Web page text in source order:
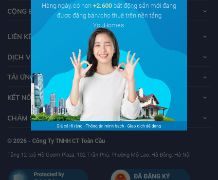
CỘNG ĐỒNG YOUHOMERS
LIÊN KẾT
DỊCH VỤ KHÁCH HÀNG
TẢI ỨNG DỤNG YOUHOMES
KẾT NỐI VỚI YOUHOMES
CHĂM SÓC KHÁCH HÀNG
© 2026 - Công Ty TNHH CT Toàn Cầu
Tầng 12 toà Hồ Gươm Plaza, 102 Trần Phú, Phường Mộ Lao, Hà Đông, Hà Nội
Hàng ngày, có hơn +2.600 bất động sản mới đang
được đăng bán/cho thuê trên nền tảng
YouHomes.